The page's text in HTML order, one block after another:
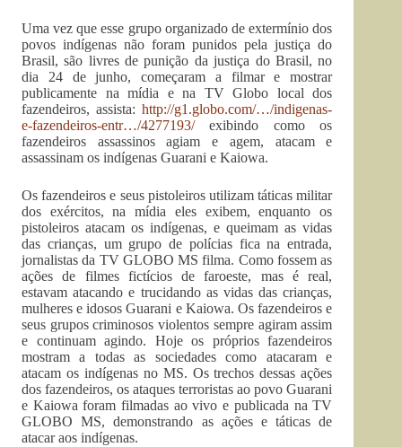
Uma vez que esse grupo organizado de extermínio dos
povos indígenas não foram punidos pela justiça do
Brasil, são livres de punição da justiça do Brasil, no
dia 24 de junho, começaram a filmar e mostrar
publicamente na mídia e na TV Globo local dos
fazendeiros, assista:http://g1.globo.com/…/indigenas-
e-fazendeiros-entr…/4277193/exibindo como os
fazendeiros assassinos agiam e agem, atacam e
assassinam os indígenas Guarani e Kaiowa.
Os fazendeiros e seus pistoleiros utilizam táticas militar
dos exércitos, na mídia eles exibem, enquanto os
pistoleiros atacam os indígenas, e queimam as vidas
das crianças, um grupo de polícias fica na entrada,
jornalistas da TV GLOBO MS filma. Como fossem as
ações de filmes fictícios de faroeste, mas é real,
estavam atacando e trucidando as vidas das crianças,
mulheres e idosos Guarani e Kaiowa. Os fazendeiros e
seus grupos criminosos violentos sempre agiram assim
e continuam agindo. Hoje os próprios fazendeiros
mostram a todas as sociedades como atacaram e
atacam os indígenas no MS. Os trechos dessas ações
dos fazendeiros, os ataques terroristas ao povo Guarani
e Kaiowa foram filmadas ao vivo e publicada na TV
GLOBO MS, demonstrando as ações e táticas de
atacar aos indígenas.